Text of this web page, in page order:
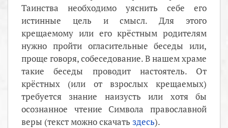
Таинства необходимо уяснить себе его
истинные цель и смысл. Для этого
крещаемому или его крёстным родителям
нужно пройти огласительные беседы или,
проще говоря, собеседование. В нашем храме
такие беседы проводит настоятель. От
крёстных (или от взрослых крещаемых)
требуется знание наизусть или хотя бы
осознанное чтение Символа православной
веры (текст можно скачать здесь).